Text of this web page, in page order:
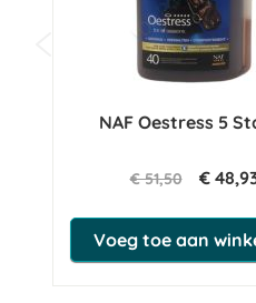
NAF Oestress 5
€ 51,50 €
Voeg toe aan